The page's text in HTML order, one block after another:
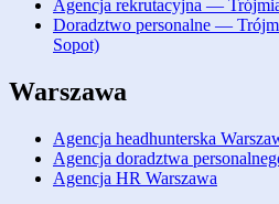
Agencja rekrutacyjna —
Doradztwo personalne —
Sopot)
Warszawa
Agencja headhunterska
Agencja doradztwa
Agencja HR Warszawa